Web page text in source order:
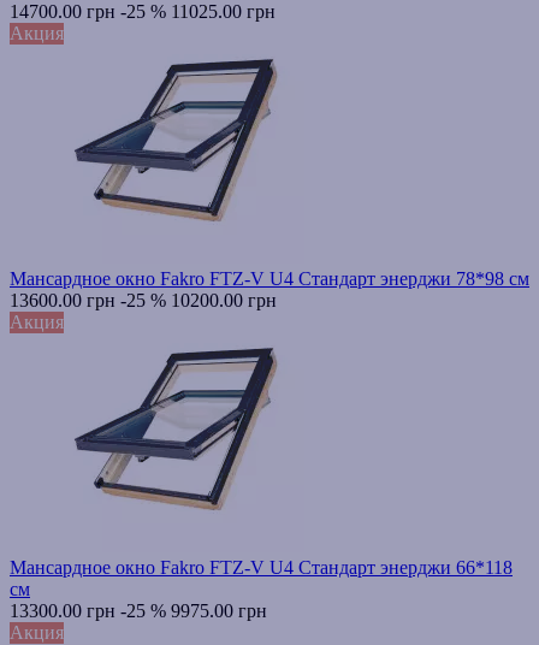
14700.00 грн -25 % 11025.00 грн
Акция
Мансардное окно Fakro FTZ-V U4 Стандарт энерджи 78*98 см
13600.00 грн -25 % 10200.00 грн
Акция
Мансардное окно Fakro FTZ-V U4 Стандарт энерджи 66*118
см
13300.00 грн -25 % 9975.00 грн
Акция